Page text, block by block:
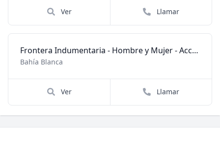
Ver Llamar
Frontera Indumentaria - Hombre y Mujer - Accesorios
Bahía Blanca
Ver Llamar